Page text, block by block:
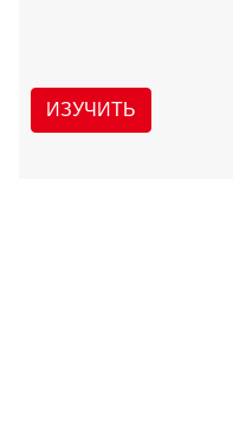
ИЗУЧИТЬ